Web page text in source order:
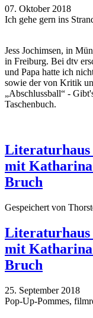
07. Oktober 2018
Ich gehe gern ins
Jess Jochimsen, in
in Freiburg. Bei dtv
und Papa hatte ich
sowie der von Kritik
„Abschlussball“ -
Taschenbuch.
mit
Bruch
Gespeichert von
mit
Bruch
25. September 2018
Pop-Up-Pommes,